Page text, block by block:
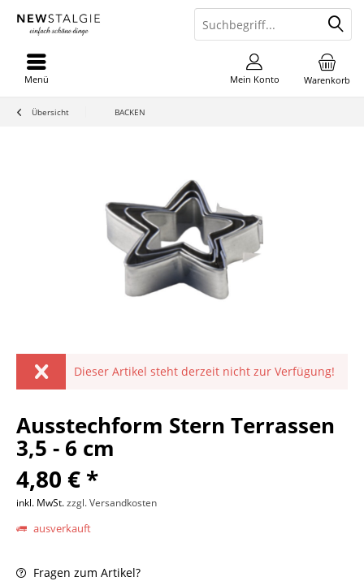
Warenkorb
Mein Konto
Menü
Übersicht BACKEN
Dieser Artikel steht derzeit nicht zur Verfügung!
Ausstechform Stern Terrassen
3,5 - 6 cm
4,80 € *
inkl. MwSt.zzgl. Versandkosten
ausverkauft
Fragen zum Artikel?